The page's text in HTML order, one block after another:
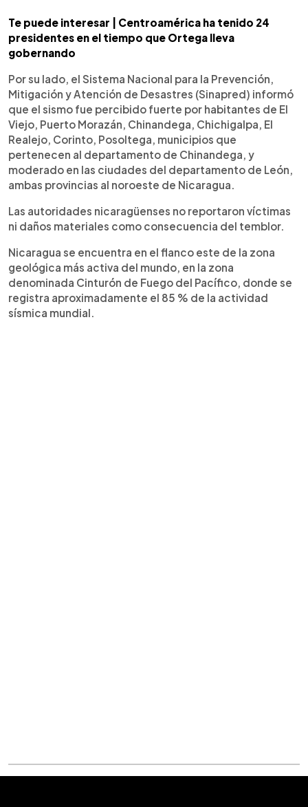
Te puede interesar | Centroamérica ha tenido 24
presidentes en el tiempo que Ortega lleva
gobernando
Por su lado, el Sistema Nacional para la Prevención,
Mitigación y Atención de Desastres (Sinapred) informó
que el sismo fue percibido fuerte por habitantes de El
Viejo, Puerto Morazán, Chinandega, Chichigalpa, El
Realejo, Corinto, Posoltega, municipios que
pertenecen al departamento de Chinandega, y
moderado en las ciudades del departamento de León,
ambas provincias al noroeste de Nicaragua.
Las autoridades nicaragüenses no reportaron víctimas
ni daños materiales como consecuencia del temblor.
Nicaragua se encuentra en el flanco este de la zona
geológica más activa del mundo, en la zona
denominada Cinturón de Fuego del Pacífico, donde se
registra aproximadamente el 85 % de la actividad
sísmica mundial.